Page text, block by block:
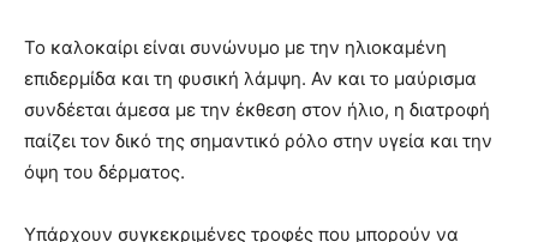
Το καλοκαίρι είναι συνώνυμο με την ηλιοκαμένη
επιδερμίδα και τη φυσική λάμψη. Αν και το μαύρισμα
συνδέεται άμεσα με την έκθεση στον ήλιο, η διατροφή
παίζει τον δικό της σημαντικό ρόλο στην υγεία και την
όψη του δέρματος.
Υπάρχουν συγκεκριμένες τροφές που μπορούν να